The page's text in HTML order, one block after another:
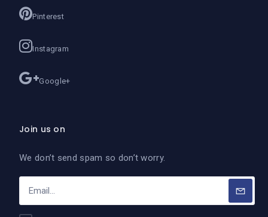
Pinterest
Instagram
Google+
Join us on
We don’t send spam so don’t worry.